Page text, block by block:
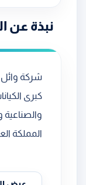
نبذة عن
شركة وائل
كبرى
والصناعية
المملكة